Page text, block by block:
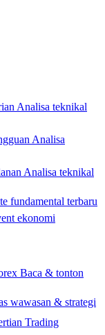
Analisa teknikal
Analisa
Analisa teknikal
fundamental terbaru
ekonomi
Baca & tonton
wawasan & strategi
Trading